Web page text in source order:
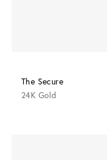
The Secure
24K Gold